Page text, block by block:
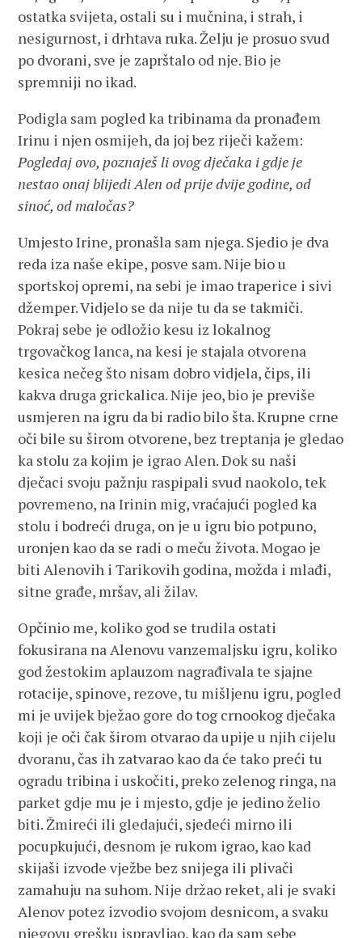
ostatka svijeta, ostali su i mučnina, i strah, i
nesigurnost, i drhtava ruka. Želju je prosuo svud
po dvorani, sve je zaprštalo od nje. Bio je
spremniji no ikad.
Podigla sam pogled ka tribinama da pronađem
Irinu i njen osmijeh, da joj bez riječi kažem:
Pogledaj ovo, poznaješ li ovog dječaka i gdje je
nestao onaj blijedi Alen od prije dvije godine, od
sinoć, od maločas?
Umjesto Irine, pronašla sam njega. Sjedio je dva
reda iza naše ekipe, posve sam. Nije bio u
sportskoj opremi, na sebi je imao traperice i sivi
džemper. Vidjelo se da nije tu da se takmiči.
Pokraj sebe je odložio kesu iz lokalnog
trgovačkog lanca, na kesi je stajala otvorena
kesica nečeg što nisam dobro vidjela, čips, ili
kakva druga grickalica. Nije jeo, bio je previše
usmjeren na igru da bi radio bilo šta. Krupne crne
oči bile su širom otvorene, bez treptanja je gledao
ka stolu za kojim je igrao Alen. Dok su naši
dječaci svoju pažnju raspipali svud naokolo, tek
povremeno, na Irinin mig, vraćajući pogled ka
stolu i bodreći druga, on je u igru bio potpuno,
uronjen kao da se radi o meču života. Mogao je
biti Alenovih i Tarikovih godina, možda i mlađi,
sitne građe, mršav, ali žilav.
Opčinio me, koliko god se trudila ostati
fokusirana na Alenovu vanzemaljsku igru, koliko
god žestokim aplauzom nagrađivala te sjajne
rotacije, spinove, rezove, tu mišljenu igru, pogled
mi je uvijek bježao gore do tog crnookog dječaka
koji je oči čak širom otvarao da upije u njih cijelu
dvoranu, čas ih zatvarao kao da će tako preći tu
ogradu tribina i uskočiti, preko zelenog ringa, na
parket gdje mu je i mjesto, gdje je jedino želio
biti. Žmireći ili gledajući, sjedeći mirno ili
pocupkujući, desnom je rukom igrao, kao kad
skijaši izvode vježbe bez snijega ili plivači
zamahuju na suhom. Nije držao reket, ali je svaki
Alenov potez izvodio svojom desnicom, a svaku
njegovu grešku ispravljao, kao da sam sebe